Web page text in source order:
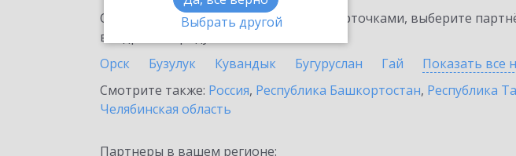
Выбрать другой
Ознакомьтесь с информационными карточками, выберите
внедрение продукта.
Орск
Бузулук Кувандык Бугуруслан Гай Показать все
Смотрите также: Россия, Республика Башкортостан, Республика
Челябинская область
Партнеры в вашем регионе: